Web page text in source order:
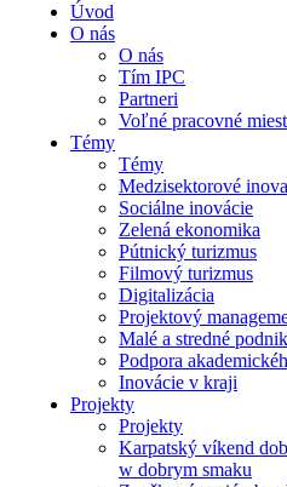
Úvod
O nás
O nás
Tím IPC
Partneri
Voľné pracovné
Témy
Témy
Medzisektorové
Sociálne inovácie
Zelená ekonomika
Pútnický turizmus
Filmový turizmus
Digitalizácia
Projektový
Malé a stredné
Podpora
Inovácie v kraji
Projekty
Projekty
Karpatský víkend
w dobrym smaku